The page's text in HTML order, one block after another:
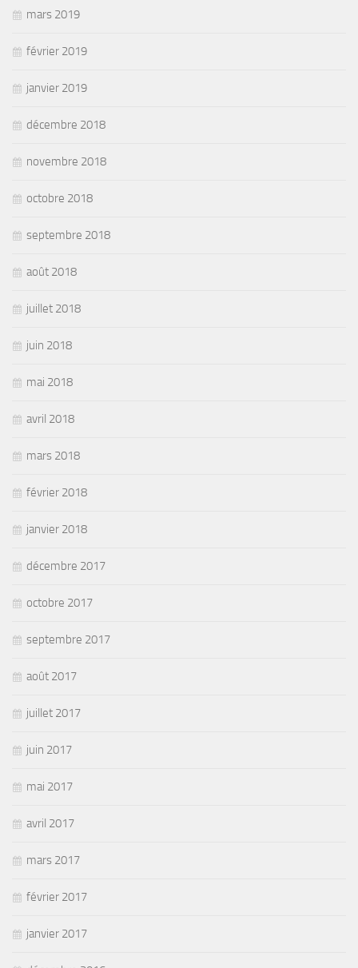
mars 2019
février 2019
janvier 2019
décembre 2018
novembre 2018
octobre 2018
septembre 2018
août 2018
juillet 2018
juin 2018
mai 2018
avril 2018
mars 2018
février 2018
janvier 2018
décembre 2017
octobre 2017
septembre 2017
août 2017
juillet 2017
juin 2017
mai 2017
avril 2017
mars 2017
février 2017
janvier 2017